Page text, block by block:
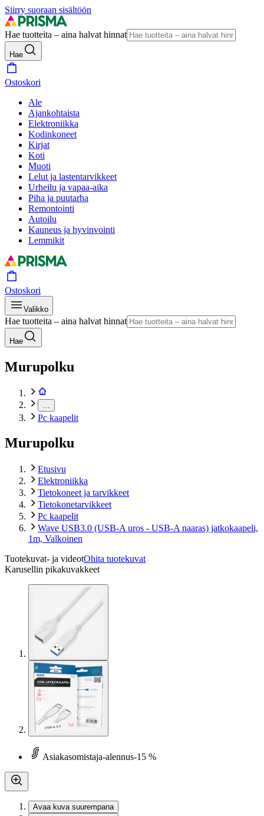
Siirry suoraan sisältöön
Hae tuotteita – aina halvat hinnat
Hae
Ostoskori
Ale
Ajankohtaista
Elektroniikka
Kodinkoneet
Kirjat
Koti
Muoti
Lelut ja lastentarvikkeet
Urheilu ja vapaa-aika
Piha ja puutarha
Remontointi
Autoilu
Kauneus ja hyvinvointi
Lemmikit
Ostoskori
Valikko
Hae tuotteita – aina halvat hinnat
Hae
Murupolku
Pc kaapelit
Murupolku
Etusivu
Elektroniikka
Tietokoneet ja tarvikkeet
Tietokonetarvikkeet
Pc kaapelit
Wave USB3.0 (USB-A uros - USB-A naaras) jatkokaapeli,
1m, Valkoinen
Tuotekuvat- ja videotOhita tuotekuvat
Karusellin pikakuvakkeet
Asiakasomistaja-alennus-15 %
Avaa kuva suurempana